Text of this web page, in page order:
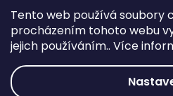
Tento web používá soubory
procházením tohoto webu
jejich používáním.. Více